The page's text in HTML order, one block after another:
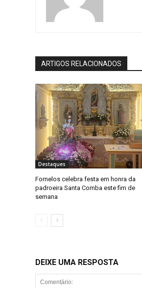
ARTIGOS RELACIONADOS
Destaques
Fornelos celebra festa em honra da
padroeira Santa Comba este fim de
semana
DEIXE UMA RESPOSTA